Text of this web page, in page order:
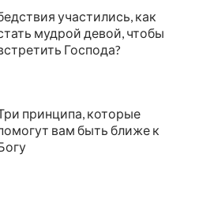
закон, и оно может
отношении
меняется, она
течением времени в
и отношения
человека ».
участились, как
мудрой девой, чтобы
Господа?
принципа, которые
вам быть ближе к